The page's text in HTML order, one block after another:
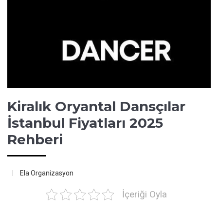
Kiralık Oryantal Dansçılar
İstanbul Fiyatları 2025
Rehberi
Ela Organizasyon
İçeriği Oyla